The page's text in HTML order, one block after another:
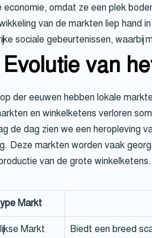
economie, omdat ze een plek
van de markten liep hand
sociale gebeurtenissen, waarbij
van
der eeuwen hebben lokale
en winkelketens verloren
de dag zien we een heropleving
Deze markten worden vaak
van de grote
Markt
Markt Biedt een breed